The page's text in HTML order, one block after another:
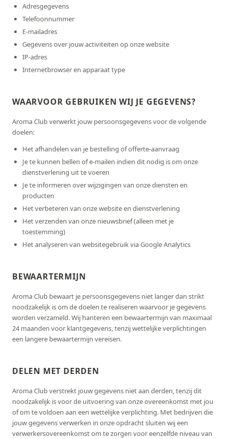
Adresgegevens
Telefoonnummer
E-mailadres
Gegevens over jouw activiteiten op onze website
IP-adres
Internetbrowser en apparaat type
WAARVOOR GEBRUIKEN WIJ JE GEGEVENS?
Aroma Club verwerkt jouw persoonsgegevens voor de volgende
doelen:
Het afhandelen van je bestelling of offerte-aanvraag
Je te kunnen bellen of e-mailen indien dit nodig is om onze
dienstverlening uit te voeren
Je te informeren over wijzigingen van onze diensten en
producten
Het verbeteren van onze website en dienstverlening
Het verzenden van onze nieuwsbrief (alleen met je
toestemming)
Het analyseren van websitegebruik via Google Analytics
BEWAARTERMIJN
Aroma Club bewaart je persoonsgegevens niet langer dan strikt
noodzakelijk is om de doelen te realiseren waarvoor je gegevens
worden verzameld. Wij hanteren een bewaartermijn van maximaal
24 maanden voor klantgegevens, tenzij wettelijke verplichtingen
een langere bewaartermijn vereisen.
DELEN MET DERDEN
Aroma Club verstrekt jouw gegevens niet aan derden, tenzij dit
noodzakelijk is voor de uitvoering van onze overeenkomst met jou
of om te voldoen aan een wettelijke verplichting. Met bedrijven die
jouw gegevens verwerken in onze opdracht sluiten wij een
verwerkersovereenkomst om te zorgen voor eenzelfde niveau van